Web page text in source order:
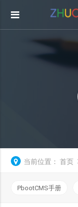
当前位置： 首页
PbootCMS手册